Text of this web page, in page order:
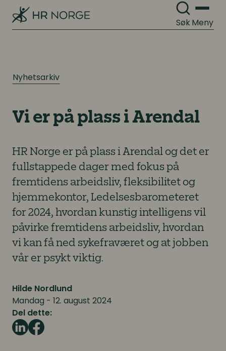
SøkMeny
Nyhetsarkiv
Vi er på plass i Arendal
HR Norge er på plass i Arendal og det er
fullstappede dager med fokus på
fremtidens arbeidsliv, fleksibilitet og
hjemmekontor, Ledelsesbarometeret
for 2024, hvordan kunstig intelligens vil
påvirke fremtidens arbeidsliv, hvordan
vi kan få ned sykefraværet og at jobben
vår er psykt viktig.
Hilde Nordlund
Mandag - 12. august 2024
Del dette: